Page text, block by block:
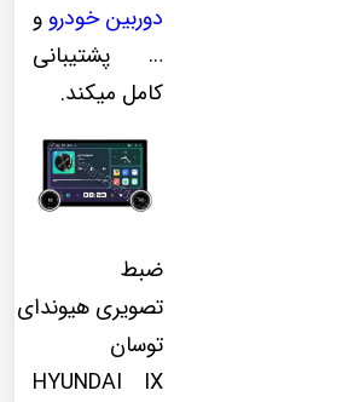
دوربین خودرو و
… پشتیبانی
کامل میکند.
ضبط
تصویری هیوندای
توسان
HYUNDAI IX